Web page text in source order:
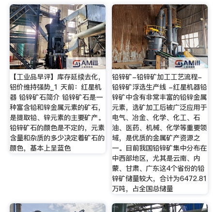
【工业品早评】库存延续去化，
铝价维持强势_1 天前：红星机
器 铅锌矿石简介 铅锌矿石是一
种富含铅和锌金属元素的矿石，
是提取铅、锌元素的主要矿产。
铅锌矿石的颜色是不定的，元素
含量和杂质的多少决定着矿石的
颜色，基本上呈蓝色
铅锌矿-铅锌矿加工工艺流程-
铅锌矿浮选生产线 -红星机器铅
锌矿中含有非常丰富的铅锌金属
元素，选矿加工后被广泛应用于
电气、冶金、化学、化工、石
油、医药、机械、化学等重要领
域，是优质的金属矿产资源之
一。目前我国铅锌矿集中分布在
中西部地区，尤其是云南、内
蒙、甘肃、广东这4个省份的铅
锌矿储量较大，合计为6472.81
万吨，占全国总储量